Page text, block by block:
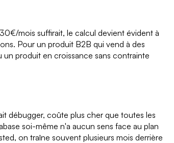
mois suffirait, le calcul devient évident à
Pour un produit B2B qui vend à des
produit en croissance sans contrainte
débugger, coûte plus cher que toutes les
soi-même n'a aucun sens face au plan
on traîne souvent plusieurs mois derrière